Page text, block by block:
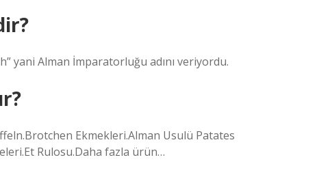
yani Alman İmparatorluğu adını veriyordu.
Ekmekleri.Alman Usulü Patates
Rulosu.Daha fazla ürün…